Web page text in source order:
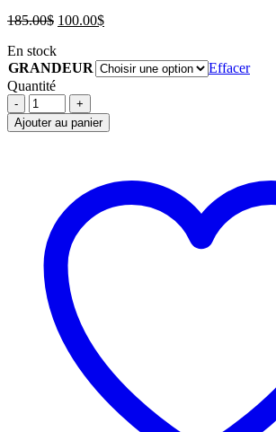
185.00$ Le
était :
100.00$Le
est :
En stock
GRANDEUR
Effacer
Quantité
CHANDAIL
À
CAPUCHON
Ajouter au panier